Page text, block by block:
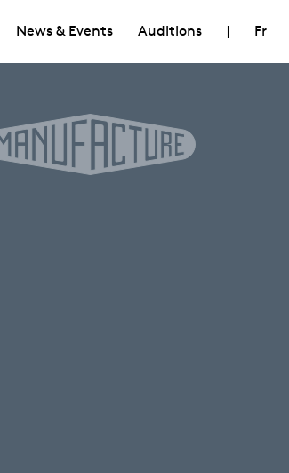
News & Events Auditions | Fr